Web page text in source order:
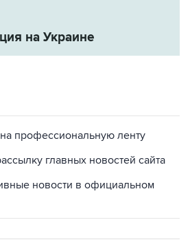
на Украине
главных новостей сайта
новости в официальном